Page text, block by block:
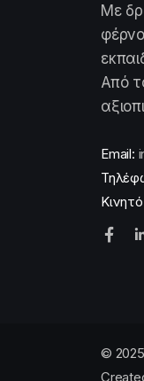
Με
Από
Email:
Κινητό
©